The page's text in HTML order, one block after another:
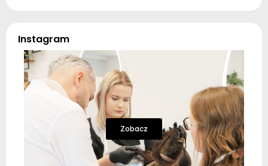
Instagram
Zobacz